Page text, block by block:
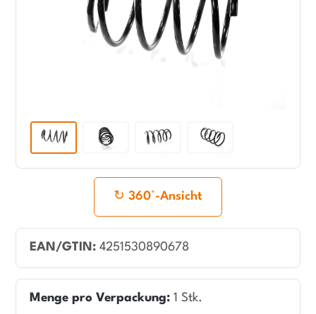
360°-Ansicht
EAN/GTIN: 4251530890678
Menge pro Verpackung: 1 Stk.